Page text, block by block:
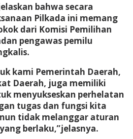
bahwa secara
Pilkada ini memang
dari Komisi Pemilihan
pengawas pemilu
kami Pemerintah Daerah,
Daerah, juga memiliki
menyukseskan perhelatan
tugas dan fungsi kita
tidak melanggar aturan
berlaku,”jelasnya.